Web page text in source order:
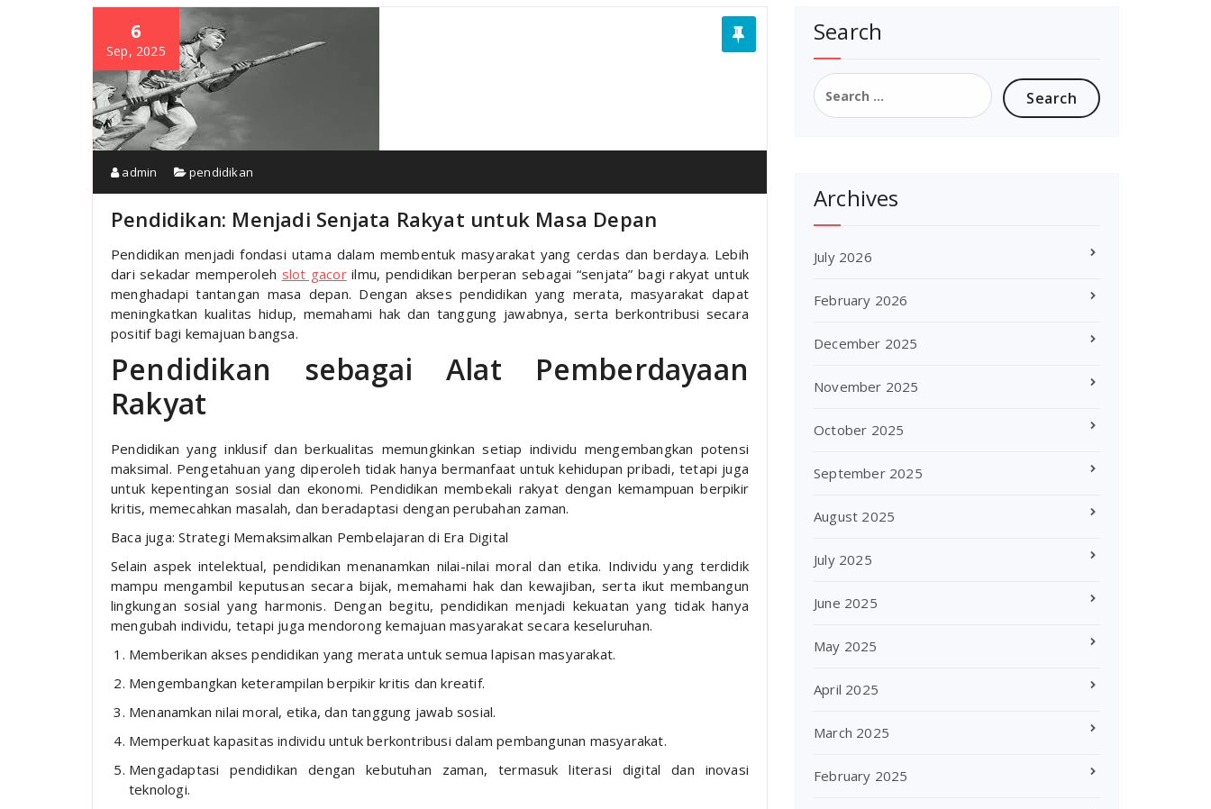
6
Sep, 2025
admin pendidikan
Pendidikan: Menjadi Senjata Rakyat untuk Masa Depan
Pendidikan menjadi fondasi utama dalam membentuk masyarakat yang cerdas dan berdaya. Lebih
dari sekadar memperoleh slot gacorilmu, pendidikan berperan sebagai “senjata” bagi rakyat untuk
menghadapi tantangan masa depan. Dengan akses pendidikan yang merata, masyarakat dapat
meningkatkan kualitas hidup, memahami hak dan tanggung jawabnya, serta berkontribusi secara
positif bagi kemajuan bangsa.
Pendidikan sebagai Alat Pemberdayaan
Rakyat
Pendidikan yang inklusif dan berkualitas memungkinkan setiap individu mengembangkan potensi
maksimal. Pengetahuan yang diperoleh tidak hanya bermanfaat untuk kehidupan pribadi, tetapi juga
untuk kepentingan sosial dan ekonomi. Pendidikan membekali rakyat dengan kemampuan berpikir
kritis, memecahkan masalah, dan beradaptasi dengan perubahan zaman.
Baca juga: Strategi Memaksimalkan Pembelajaran di Era Digital
Selain aspek intelektual, pendidikan menanamkan nilai-nilai moral dan etika. Individu yang terdidik
mampu mengambil keputusan secara bijak, memahami hak dan kewajiban, serta ikut membangun
lingkungan sosial yang harmonis. Dengan begitu, pendidikan menjadi kekuatan yang tidak hanya
mengubah individu, tetapi juga mendorong kemajuan masyarakat secara keseluruhan.
Memberikan akses pendidikan yang merata untuk semua lapisan masyarakat.
Mengembangkan keterampilan berpikir kritis dan kreatif.
Menanamkan nilai moral, etika, dan tanggung jawab sosial.
Memperkuat kapasitas individu untuk berkontribusi dalam pembangunan masyarakat.
Mengadaptasi pendidikan dengan kebutuhan zaman, termasuk literasi digital dan inovasi
teknologi.
Search
Search
for:
Archives
July 2026
February 2026
December 2025
November 2025
October 2025
September 2025
August 2025
July 2025
June 2025
May 2025
April 2025
March 2025
February 2025